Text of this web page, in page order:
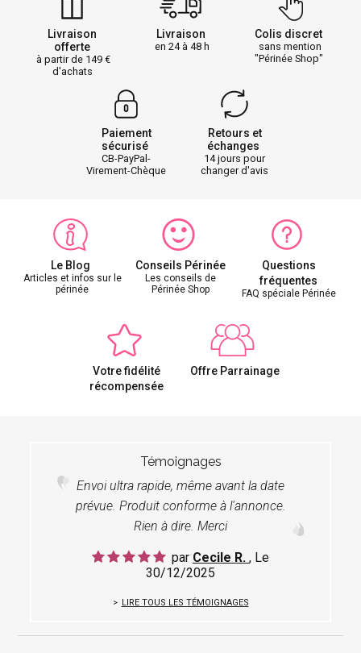
Livraison
offerte
à partir de 149
d'achats
Livraison
en 24 à 48 h
Colis discret
sans mention
"Périnée Shop"
Paiement
sécurisé
CB-PayPal-
Virement-Chèque
Retours et
échanges
14 jours pour
changer d'avis
Le Blog
Articles et infos sur le
périnée
Conseils Périnée
Les conseils de
Périnée Shop
Questions
fréquentes
FAQ spéciale Périnée
Votre fidélité
récompensée
Offre Parrainage
Témoignages
Envoi ultra rapide, même avant la date
prévue. Produit conforme à l'annonce.
Rien à dire. Merci
par Cecile R. , Le
30/12/2025
LIRE TOUS LES TÉMOIGNAGES